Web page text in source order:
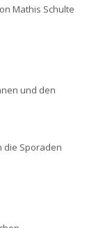
Mathis Schulte
und den
die Sporaden